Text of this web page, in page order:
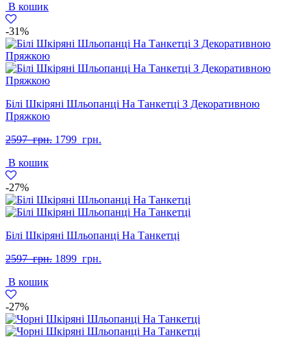
В кошик
-31%
Білі Шкіряні Шльопанці На Танкетці З Декоративною
Пряжкою
2597 грн. Оригінальна
1799 грн.
В кошик
-27%
Білі Шкіряні Шльопанці На Танкетці
2597 грн. Оригінальна
1899 грн.
В кошик
-27%